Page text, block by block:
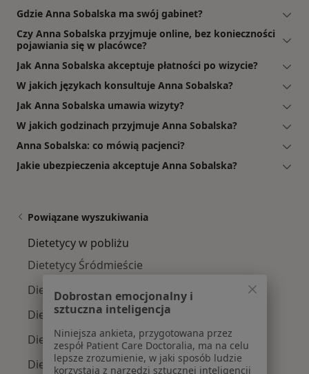
Gdzie Anna Sobalska ma swój gabinet?
Czy Anna Sobalska przyjmuje online, bez konieczności
pojawiania się w placówce?
Jak Anna Sobalska akceptuje płatności po wizycie?
W jakich językach konsultuje Anna Sobalska?
Jak Anna Sobalska umawia wizyty?
W jakich godzinach przyjmuje Anna Sobalska?
Anna Sobalska: co mówią pacjenci?
Jakie ubezpieczenia akceptuje Anna Sobalska?
Powiązane wyszukiwania
Dietetycy w pobliżu
Dietetycy Śródmieście
Dietetycy Mokotów
Dietetycy Ursynów
Dietetycy Wola
Dietetycy Praga-Południe
Dobrostan emocjonalny i
sztuczna inteligencja
Niniejsza ankieta, przygotowana przez
zespół Patient Care Doctoralia, ma na celu
lepsze zrozumienie, w jaki sposób ludzie
korzystają z narzędzi sztucznej inteligencji